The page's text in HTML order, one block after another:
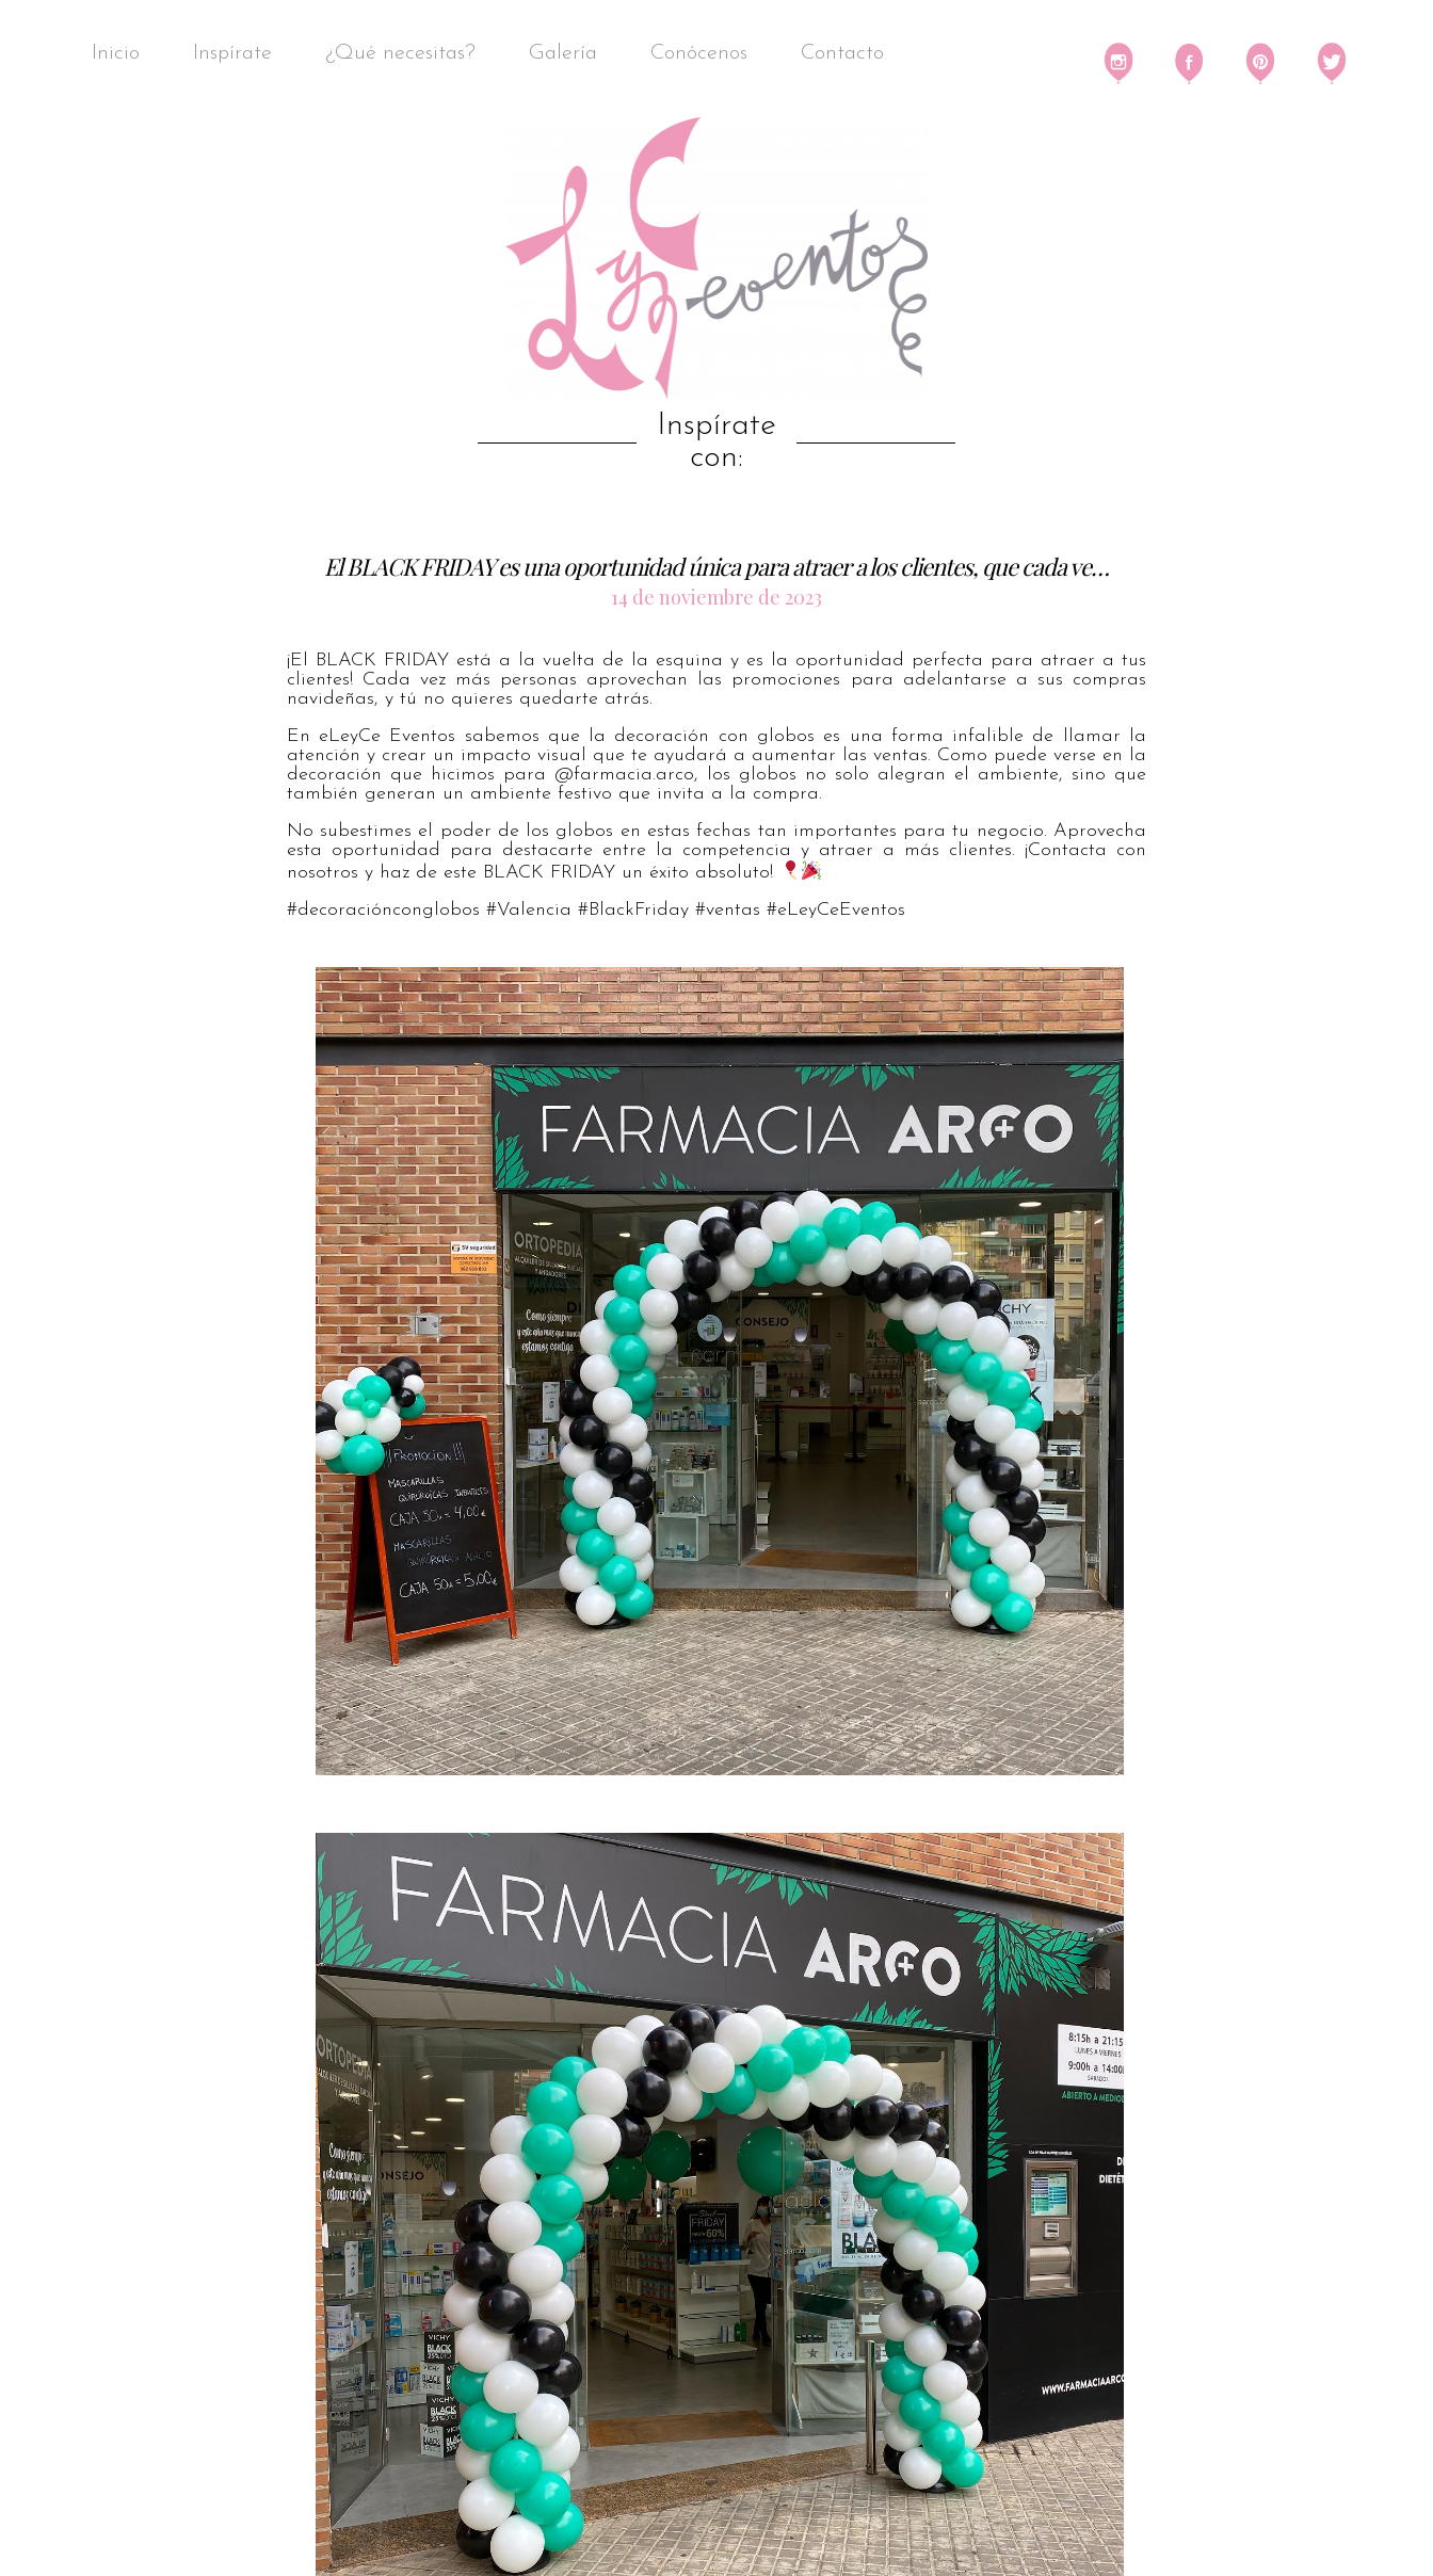
Inicio Inspírate ¿Qué necesitas? Galería Conócenos Contacto
Inspírate
con:
El BLACK FRIDAY es una oportunidad única para atraer a los clientes, que cada ve…
14 de noviembre de 2023
¡El BLACK FRIDAY está a la vuelta de la esquina y es la oportunidad perfecta para atraer a tus
clientes! Cada vez más personas aprovechan las promociones para adelantarse a sus compras
navideñas, y tú no quieres quedarte atrás.
En eLeyCe Eventos sabemos que la decoración con globos es una forma infalible de llamar la
atención y crear un impacto visual que te ayudará a aumentar las ventas. Como puede verse en la
decoración que hicimos para @farmacia.arco, los globos no solo alegran el ambiente, sino que
también generan un ambiente festivo que invita a la compra.
No subestimes el poder de los globos en estas fechas tan importantes para tu negocio. Aprovecha
esta oportunidad para destacarte entre la competencia y atraer a más clientes. ¡Contacta con
nosotros y haz de este BLACK FRIDAY un éxito absoluto!
#decoraciónconglobos #Valencia #BlackFriday #ventas #eLeyCeEventos